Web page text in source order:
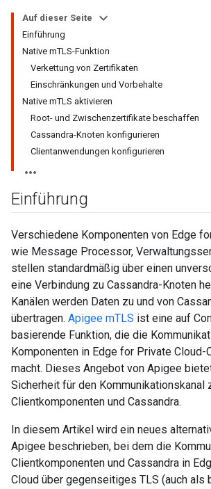
Auf dieser Seite
Einführung
Native mTLS-Funktion
Verkettung von Zertifikaten
Einschränkungen und Vorbehalte
Native mTLS aktivieren
Root- und Zwischenzertifikate beschaffen
Cassandra-Knoten konfigurieren
Clientanwendungen konfigurieren
Einführung
Verschiedene Komponenten von Edge
wie Message Processor,
stellen standardmäßig über einen
eine Verbindung zu Cassandra-Knoten
Kanälen werden Daten zu und von
übertragen. Apigee mTLS ist eine auf
basierende Funktion, die die
Komponenten in Edge for Private Cloud-
macht. Dieses Angebot von Apigee
Sicherheit für den Kommunikationskanal
Clientkomponenten und Cassandra.
In diesem Artikel wird ein neues
Apigee beschrieben, bei dem die
Clientkomponenten und Cassandra in
Cloud über gegenseitiges TLS (auch als